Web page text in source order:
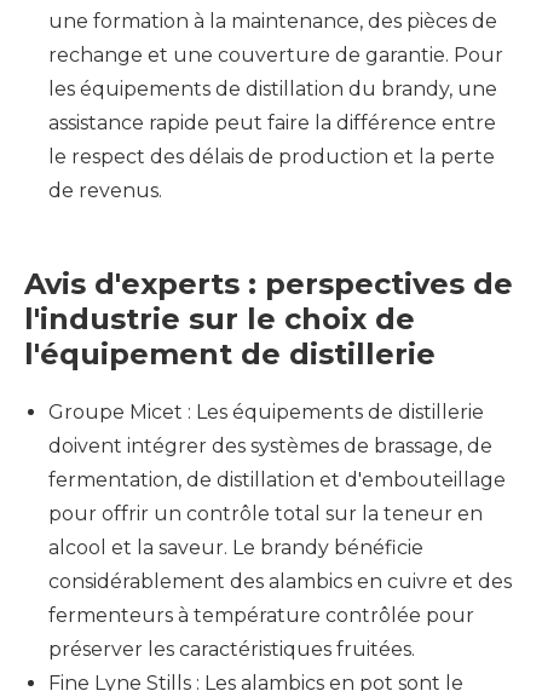
une formation à la maintenance, des pièces de
rechange et une couverture de garantie. Pour
les équipements de distillation du brandy, une
assistance rapide peut faire la différence entre
le respect des délais de production et la perte
de revenus.
Avis d'experts : perspectives de
l'industrie sur le choix de
l'équipement de distillerie
Groupe Micet : Les équipements de distillerie
doivent intégrer des systèmes de brassage, de
fermentation, de distillation et d'embouteillage
pour offrir un contrôle total sur la teneur en
alcool et la saveur. Le brandy bénéficie
considérablement des alambics en cuivre et des
fermenteurs à température contrôlée pour
préserver les caractéristiques fruitées.
Fine Lyne Stills : Les alambics en pot sont le